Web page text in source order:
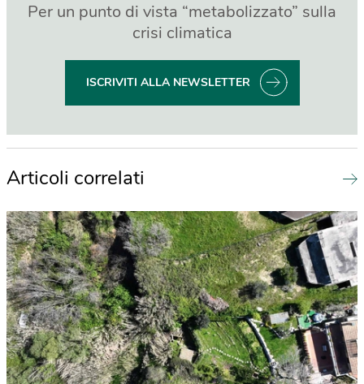
Per un punto di vista “metabolizzato” sulla
crisi climatica
ISCRIVITI ALLA NEWSLETTER
Articoli correlati